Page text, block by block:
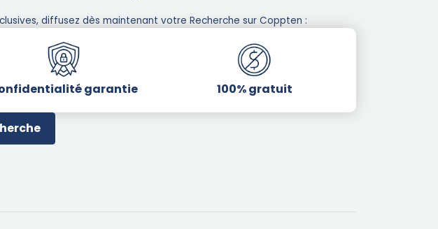
diffusez dès maintenant votre Recherche sur Coppten :
garantie 100% gratuit